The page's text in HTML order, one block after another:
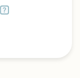
?